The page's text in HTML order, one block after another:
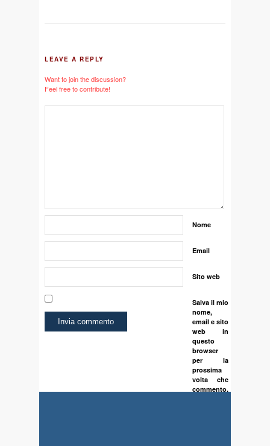
LEAVE A REPLY
Want to join the discussion?
Feel free to contribute!
Nome
Email
Sito web
Salva il mio
nome,
email e sito
web in
questo
browser
per la
prossima
volta che
commento.